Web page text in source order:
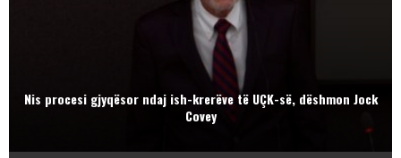
Nis procesi gjyqësor ndaj ish-krerëve të UÇK-së, dëshmon Jock
Covey